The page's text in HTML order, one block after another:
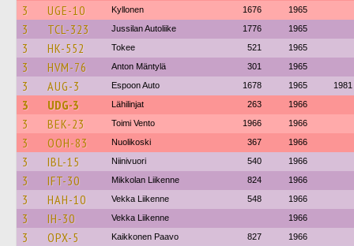
3 UGE-10 Kyllonen 1676 1965
3 TCL-323 Jussilan Autoliike 1776 1965
3 HK-552 Tokee 521 1965
3 HVM-76 Anton Mäntylä 301 1965
3 AUG-3 Espoon Auto 1678 1965 1981
3 UDG-3 Lähilinjat 263 1966
3 BEK-23 Toimi Vento 1966 1966
3 OOH-83 Nuolikoski 367 1966
3 IBL-15 Niinivuori 540 1966
3 IFT-30 Mikkolan Liikenne 824 1966
3 HAH-10 Vekka Liikenne 548 1966
3 IH-30 Vekka Liikenne 1966
3 OPX-5 Kaikkonen Paavo 827 1966